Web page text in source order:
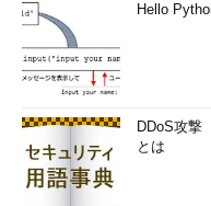
Hello
DDoS攻撃
とは